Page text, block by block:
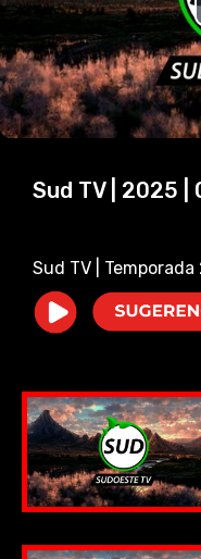
Sud TV | 2025 |
Sud TV |